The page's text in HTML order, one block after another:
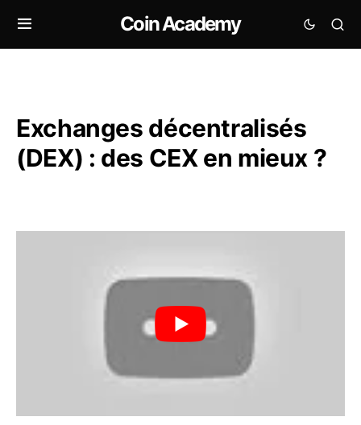
Coin Academy
Exchanges décentralisés
(DEX) : des CEX en mieux ?